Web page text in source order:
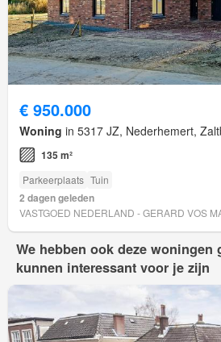
€ 950.000
Woning in 5317 JZ, Nederhemert,
135 m²
Parkeerplaats Tuin
2 dagen geleden
We hebben ook deze woningen
kunnen interessant voor je zijn